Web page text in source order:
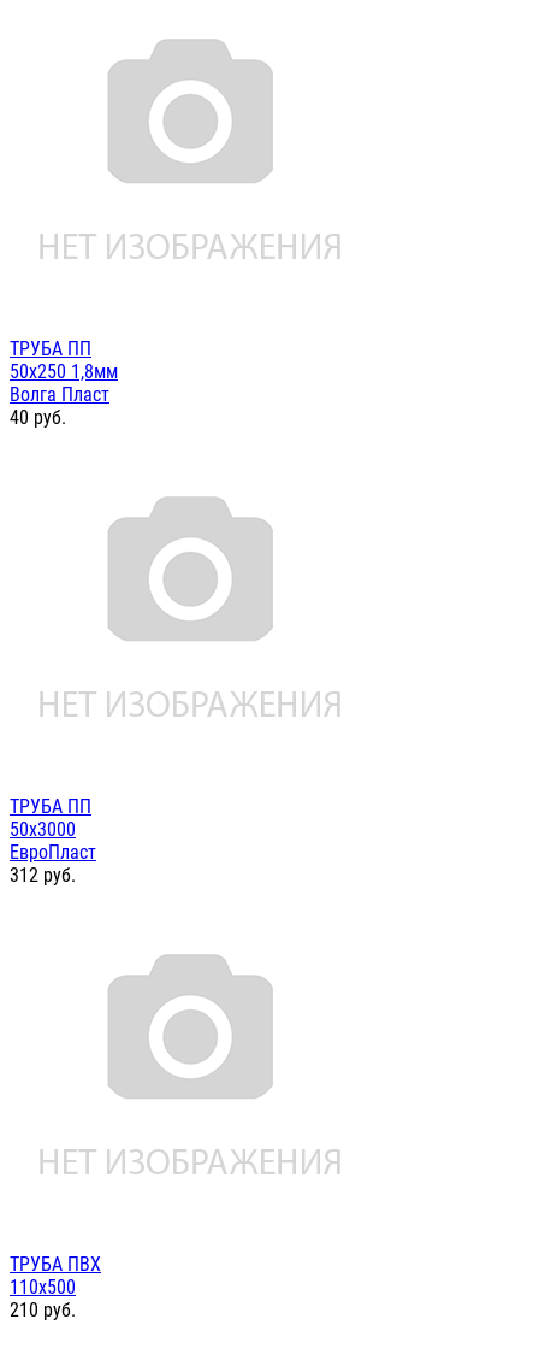
ТРУБА ПП
50х250 1,8мм
Волга Пласт
40 руб.
ТРУБА ПП
50х3000
ЕвроПласт
312 руб.
ТРУБА ПВХ
110х500
210 руб.